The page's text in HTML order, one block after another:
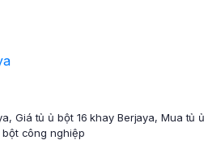
, Giá tủ ủ bột 16 khay Berjaya, Mua tủ ủ
bột công nghiệp